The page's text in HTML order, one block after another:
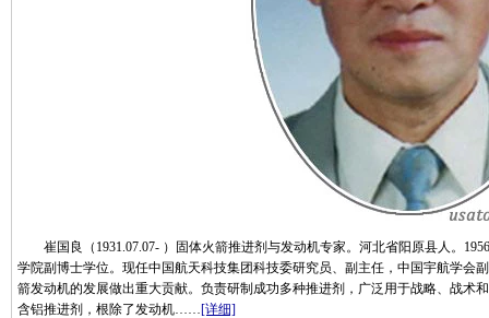
崔国良（1931.07.07- ）固体火箭推进剂与发动机专家。河北省阳原县人。
学院副博士学位。现任中国航天科技集团科技委研究员、副主任，中国宇航学会
箭发动机的发展做出重大贡献。负责研制成功多种推进剂，广泛用于战略、战术
含铝推进剂，根除了发动机……[详细]